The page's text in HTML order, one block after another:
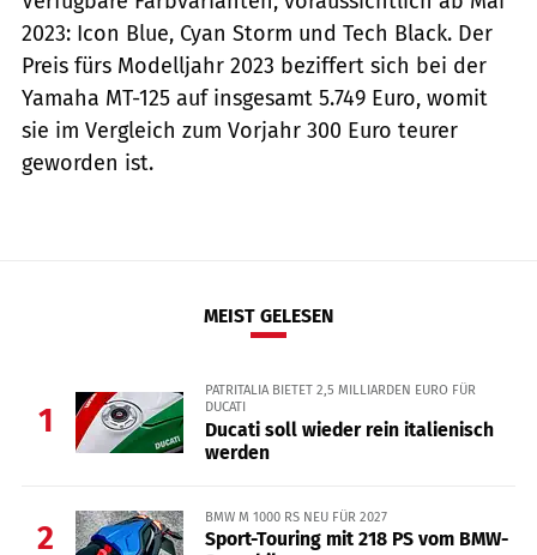
2023: Icon Blue, Cyan Storm und Tech Black. Der
Preis fürs Modelljahr 2023 beziffert sich bei der
Yamaha MT-125 auf insgesamt 5.749 Euro, womit
sie im Vergleich zum Vorjahr 300 Euro teurer
geworden ist.
MEIST GELESEN
1
PATRITALIA BIETET 2,5 MILLIARDEN EURO FÜR
DUCATI
Ducati soll wieder rein italienisch
werden
2
BMW M 1000 RS NEU FÜR 2027
Sport-Touring mit 218 PS vom BMW-